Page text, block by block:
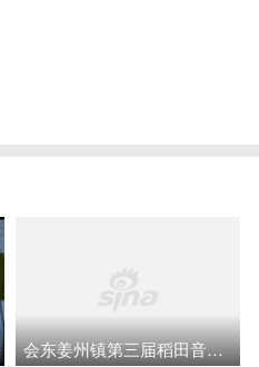
会东姜州镇第三届稻田音乐会，黑松露啤酒微微甜